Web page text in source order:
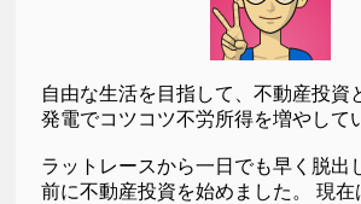
自由な生活を目指して、不動産投資
発電でコツコツ不労所得を増やして
ラットレースから一日でも早く脱出
前に不動産投資を始めました。 現在